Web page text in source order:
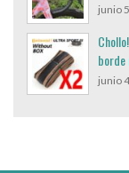
junio
junio